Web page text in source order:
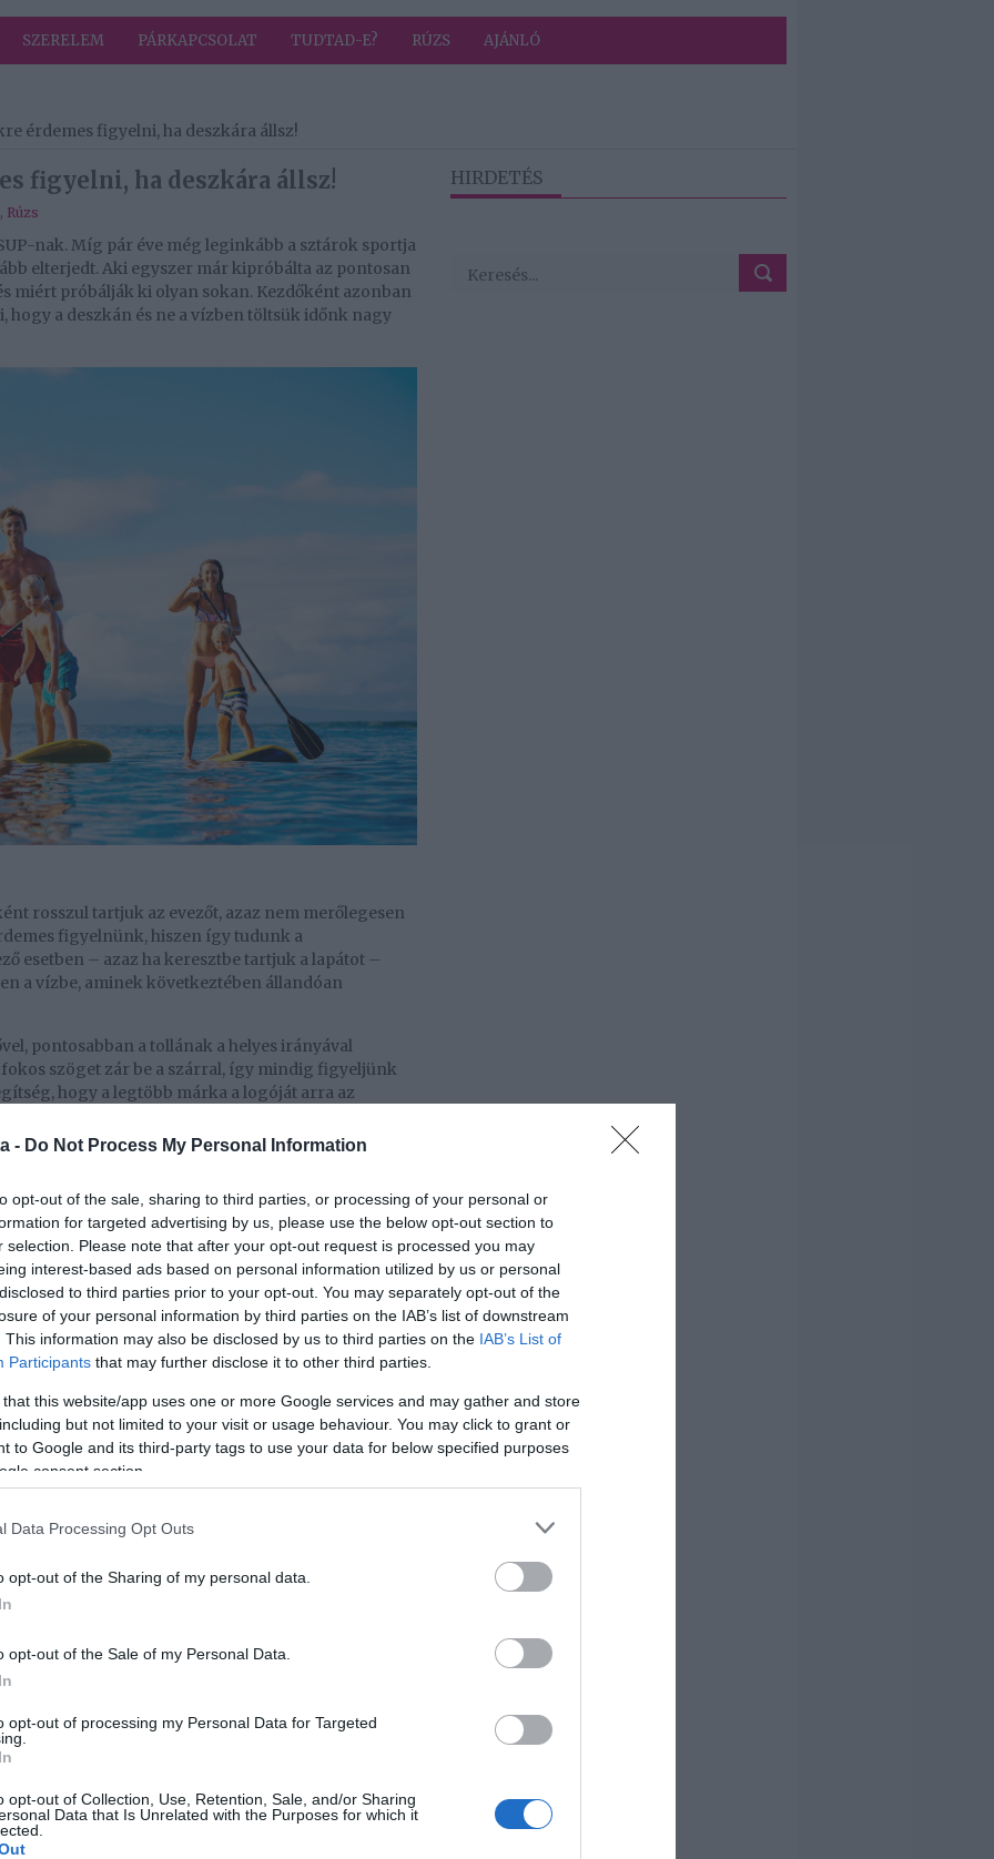
- Do Not Process My Personal Information
opt-out of the sale, sharing to third parties, or processing of your personal or
for targeted advertising by us, please use the below opt-out section to
selection. Please note that after your opt-out request is processed you may
interest-based ads based on personal information utilized by us or personal
to third parties prior to your opt-out. You may separately opt-out of the
of your personal information by third parties on the IAB’s list of downstream
This information may also be disclosed by us to third parties on the IAB’s List of
Participants that may further disclose it to other third parties.
that this website/app uses one or more Google services and may gather and store
but not limited to your visit or usage behaviour. You may click to grant or
to Google and its third-party tags to use your data for below specified purposes
consent section.
Data Processing Opt Outs
opt-out of the Sharing of my personal data.
opt-out of the Sale of my Personal Data.
opt-out of processing my Personal Data for Targeted
opt-out of Collection, Use, Retention, Sale, and/or Sharing
Data that Is Unrelated with the Purposes for which it
SZERELEM PÁRKAPCSOLAT TUDTAD-E? RÚZS AJÁNLÓ
érdemes figyelni, ha deszkára állsz!
figyelni, ha deszkára állsz!
, Rúzs
nak. Míg pár éve még leginkább a sztárok sportja
elterjedt. Aki egyszer már kipróbálta az pontosan
miért próbálják ki olyan sokan. Kezdőként azonban
a deszkán és ne a vízben töltsük időnk nagy
rosszul tartjuk az evezőt, azaz nem merőlegesen
figyelnünk, hiszen így tudunk a
esetben – azaz ha keresztbe tartjuk a lapátot –
a vízbe, aminek következtében állandóan
pontosabban a tollának a helyes irányával
fokos szöget zár be a szárral, így mindig figyeljünk
hogy a legtöbb márka a logóját arra az
dolgát.
amit nem csak díszből alakítottak ki a gyártók. Az
így sokkal könnyebben tudjuk irányítani a
irányunkat meghatározza az evező
legegyszerűbben meghatározni, ha felfelé és egy
hogy ilyen pózban meddig ér nekünk
ér, akkor minden szuper, és megtaláltuk a
rövidebb, akkor előre hajolva fogunk evezni, ami
is megnehezíti.
HIRDETÉS